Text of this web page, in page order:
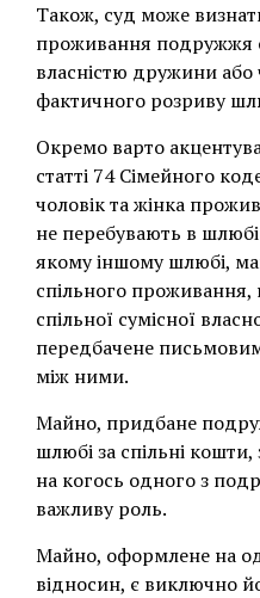
Також, суд може
проживання подружжя
власністю дружини або
фактичного розриву
Окремо варто
статті 74 Сімейного
чоловік та жінка
не перебувають в
якому іншому шлюбі,
спільного проживання,
спільної сумісної
передбачене
між ними.
Майно, придбане
шлюбі за спільні
на когось одного з
важливу роль.
Майно, оформлене на
відносин, є виключно